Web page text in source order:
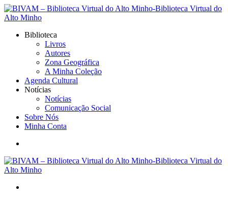
Biblioteca
Livros
Autores
Zona Geográfica
A Minha Coleção
Agenda Cultural
Notícias
Notícias
Comunicação Social
Sobre Nós
Minha Conta